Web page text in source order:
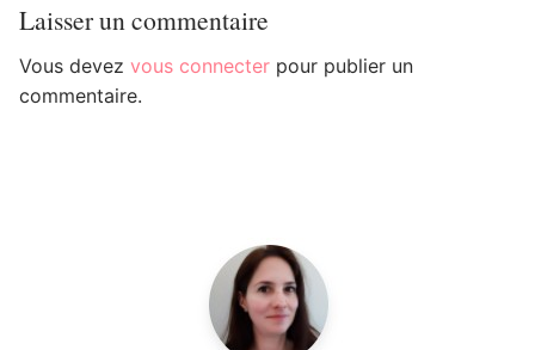
Laisser un commentaire
Vous devez vous connecter pour publier un
commentaire.